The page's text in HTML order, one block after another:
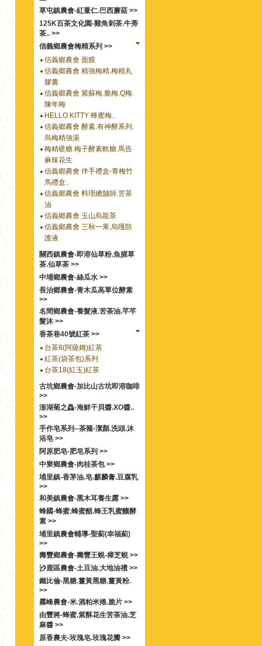
草屯鎮農會-紅薏仁.巴西蘑菇 >>
125K百茶文化園-雞角刺茶.牛蒡
茶.. >>
信義鄉農會梅精系列 >>
信義鄉農會 面膜
信義鄉農會 精強梅精.梅精丸
膠囊
信義鄉農會 紫蘇梅.脆梅.Q梅.
陳年梅
HELLO KITTY 蜂蜜梅..
信義鄉農會 酵素.有神酵系列.
烏梅精強湯
梅精硬糖.梅子酵素軟糖.馬告
麻辣花生
信義鄉農會 伴手禮盒-青梅竹
馬禮盒..
信義鄉農會 料理總舖師.苦茶
油
信義鄉農會 玉山烏龍茶
信義鄉農會 三秋一果.烏嘎防
護液
關西鎮農會-即溶仙草粉.魚腥草
茶.仙草茶 >>
中埔鄉農會-絲瓜水 >>
長治郷農會-青木瓜高單位酵素
>>
名間鄉農會-養髮液.苦茶油.芊芊
髮沐 >>
香茶巷40號紅茶 >>
台茶8(阿薩姆)紅茶
紅茶(袋茶包)系列
台茶18(紅玉)紅茶
古坑鄉農會-加比山古坑即溶咖啡
>>
澎湖菊之鱻-海鮮干貝醬.XO醬..
>>
手作皂系列--茶箍-潔顏.洗頭.沐
浴皂 >>
阿原肥皂-肥皂系列 >>
中寮鄉農會-肉桂茶包 >>
埔里鎮-香茅油.皂.麒麟膏.豆腐乳
>>
和美鎮農會-黑木耳養生露 >>
蜂國-蜂蜜.蜂蜜醋.蜂王乳蜜釀酵
素 >>
埔里鎮農會輔導-聖薊(幸福薊)
>>
壽豐鄉農會-壽豐王蜆-樟芝蜆 >>
沙鹿區農會-土豆油.大地油禮 >>
鐵比倫-黑糖.薑黃黑糖.薑黃粉.
>>
霧峰農會-米.酒粕米捲.脆片 >>
由豐將-蜂蜜.紫酥花生苦茶油.芝
麻醬 >>
原香農夫-玫瑰皂.玫瑰花瓣 >>